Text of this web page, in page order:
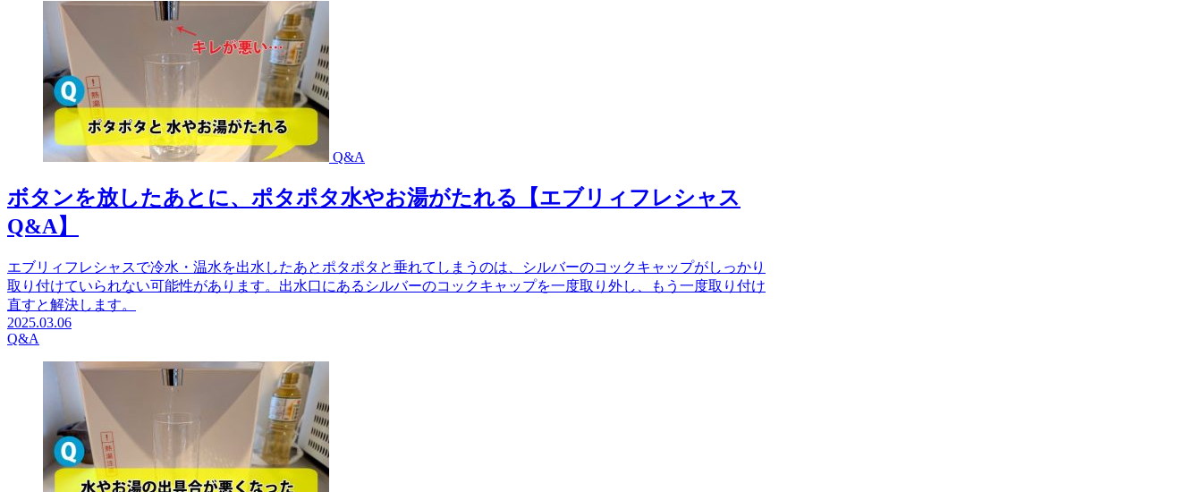
Q&A
ボタンを放したあとに、ポタポタ水やお湯がたれる【エブリィフレシャス
Q&A】
エブリィフレシャスで冷水・温水を出水したあとポタポタと垂れてしまうのは、シルバーのコックキャップがしっかり
取り付けていられない可能性があります。出水口にあるシルバーのコックキャップを一度取り外し、もう一度取り付け
直すと解決します。
2025.03.06
Q&A